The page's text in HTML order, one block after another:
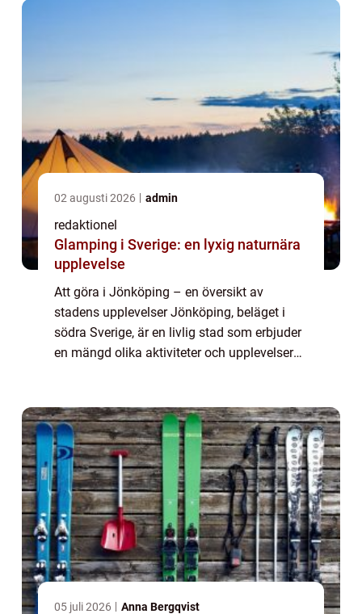
02 augusti 2026 admin
redaktionel
Glamping i Sverige: en lyxig naturnära
upplevelse
Att göra i Jönköping – en översikt av
stadens upplevelser Jönköping, beläget i
södra Sverige, är en livlig stad som erbjuder
en mängd olika aktiviteter och upplevelser
05 juli 2026 Anna Bergqvist